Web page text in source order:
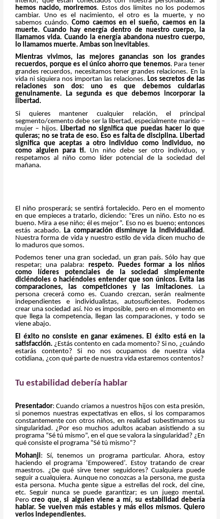
hemos nacido, moriremos. Estos dos límites no los podemos
cambiar. Uno es el nacimiento, el otro es la muerte, y no
sabemos cuándo.Como caemos en el sueño, caemos en la
muerte. Cuando hay energía dentro de nuestro cuerpo, la
llamamos vida. Cuando la energía abandona nuestro cuerpo,
lo llamamos muerte. Ambas son inevitables.
Mientras vivimos, las mejores ganancias son los grandes
recuerdos, porque es el único ahorro que tenemos. Para tener
grandes recuerdos, necesitamos tener grandes relaciones. En la
vida ni siquiera nos importan las relaciones. Los secretos de las
relaciones son dos: uno es que debemos cuidarlas
genuinamente. La segunda es que debemos incorporar la
libertad.
Si quieres mantener cualquier relación, el principal
segmento/cemento debe ser la libertad, especialmente marido –
mujer – hijos. Libertad no significa que puedas hacer lo que
quieras; no se trata de eso. Eso es falta de disciplina. Libertad
significa que aceptas a otro individuo como individuo, no
como alguien para ti. Un niño debe ser otro individuo, y
respetamos al niño como líder potencial de la sociedad del
mañana.
El niño prosperará; se sentirá fortalecido. Pero en el momento
en que empieces a tratarlo, diciendo: “Eres un niño. Esto no es
bueno. Mira a ese niño; él es mejor”. Eso no es bueno; entonces
estás acabado. La comparación disminuye la individualidad .
Nuestra forma de vida y nuestro estilo de vida dicen mucho de
lo maduros que somos.
Podemos tener una gran sociedad, un gran país. Sólo hay que
respetar; una palabra: respeto. Puedes formar a los niños
como líderes potenciales de la sociedad simplemente
diciéndoles o haciéndoles entender que son únicos. Evita las
comparaciones, las competiciones y las imitaciones. La
persona crecerá como es. Cuando crezcan, serán realmente
independientes e individualistas, autosuficientes. Podemos
crear una sociedad así. No es imposible, pero en el momento en
que llega la competencia, llegan las comparaciones, y todo se
viene abajo.
El éxito no consiste en ganar exámenes. El éxito está en la
satisfacción. ¿Estás contento en cada momento? Si no, ¿cuándo
estarás contento? Si no nos ocupamos de nuestra vida
cotidiana, ¿con qué parte de nuestra vida estaremos contentos?
Tu estabilidad debería hablar
Presentador: Cuando criamos a nuestros hijos con esta presión,
si ponemos nuestras expectativas en ellos, si los comparamos
constantemente con otros niños, en realidad subestimamos su
singularidad. ¿Por eso muchos adultos acaban asistiendo a su
programa “Sé tú mismo”, en el que se valora la singularidad? ¿En
qué consiste el programa “Sé tú mismo”?
Mohanji: Sí, tenemos un programa particular. Ahora, estoy
haciendo el programa ‘Empowered’. Estoy tratando de crear
maestros. ¿De qué sirve tener seguidores? Cualquiera puede
seguir a cualquiera. Aunque no conozcas a la persona, me gusta
esta persona. Mucha gente sigue a estrellas del rock, del cine,
etc. Seguir nunca se puede garantizar; es un juego mental.
Perocreo que, si alguien viene a mí, su estabilidad debería
hablar. Se vuelven más estables y más ellos mismos. Quiero
verlos independientes.